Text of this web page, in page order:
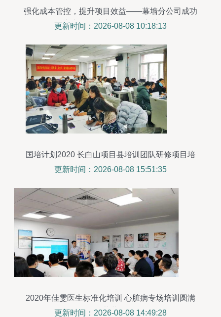
强化成本管控，提升项目效益——幕墙分公司成功
举办项目成本管理专题培训
更新时间：2026-08-08 10:18:13
国培计划2020 长白山项目县培训团队研修项目培
训班圆满完成
更新时间：2026-08-08 15:51:35
2020年佳雯医生标准化培训 心脏病专场培训圆满
落幕
更新时间：2026-08-08 14:49:28